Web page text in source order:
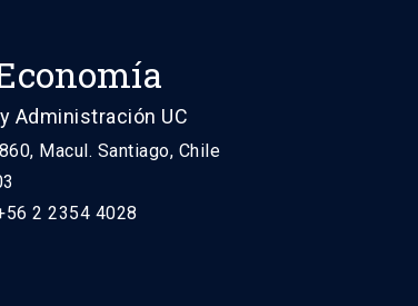
Administración UC
Macul. Santiago, Chile
2 2354 4028